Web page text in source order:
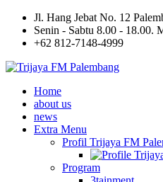
Jl. Hang Jebat No. 12
Senin - Sabtu 8.00 - 18.00.
+62 812-7148-4999
Home
about us
news
Extra Menu
Profil Trijaya FM
Program